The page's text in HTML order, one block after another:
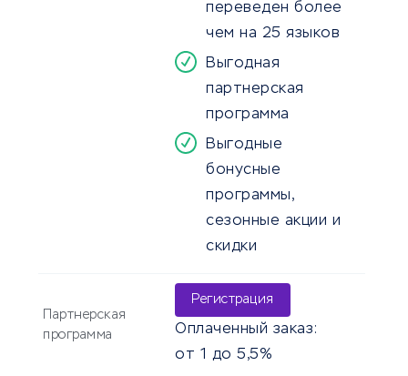
переведен более
чем на 25 языков
Выгодная
партнерская
программа
Выгодные
бонусные
программы,
сезонные акции и
скидки
Партнерская
программа
Регистрация
Оплаченный заказ:
от 1 до 5,5%